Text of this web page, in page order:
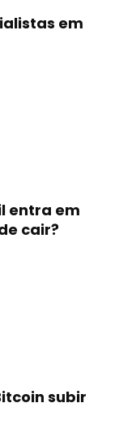
em
entra em
cair?
subir